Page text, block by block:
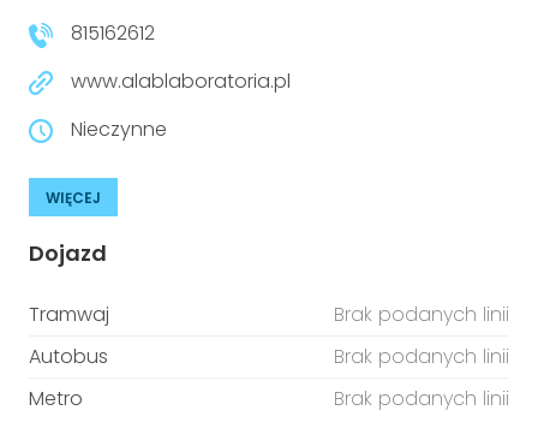
815162612
www.alablaboratoria.pl
Nieczynne
WIĘCEJ
Dojazd
Tramwaj
Brak podanych linii
Autobus
Brak podanych linii
Metro
Brak podanych linii